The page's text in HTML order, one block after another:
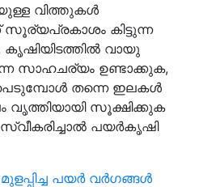
വിത്തുകൾ
കിട്ടുന്ന
വായു
സാഹചര്യം ഉണ്ടാക്കുക,
തന്നെ ഇലകൾ
വൃത്തിയായി സൂക്ഷിക്കുക
പയർകൃഷി
മുളപ്പിച്ച പയർ വർഗങ്ങൾ